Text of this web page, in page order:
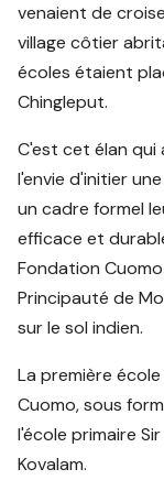
venaient de
village côtier
écoles étaient
Chingleput.
C'est cet élan
l'envie d'initier
un cadre formel
efficace et
Fondation
Principauté de
sur le sol indien.
La première
Cuomo, sous
l'école primaire
Kovalam.